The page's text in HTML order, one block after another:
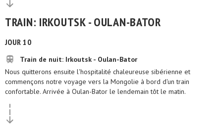
TRAIN: IRKOUTSK - OULAN-BATOR
JOUR 10
Train de nuit: Irkoutsk - Oulan-Bator
Nous quitterons ensuite l'hospitalité chaleureuse sibérienne et
commençons notre voyage vers la Mongolie à bord d'un train
confortable. Arrivée à Oulan-Bator le lendemain tôt le matin.